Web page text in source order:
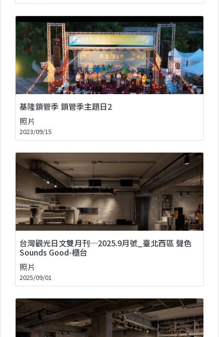
基隆鎖管季 鎖管季主題日2
照片
2023/09/15
台灣觀光日文雙月刊─2025.9月號_臺北西區 聲色
Sounds Good-櫃台
照片
2025/09/01